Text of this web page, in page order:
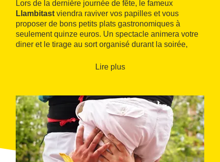
Lors de la dernière journée de fête, le fameux
Llambitast viendra raviver vos papilles et vous
proposer de bons petits plats gastronomiques à
seulement quinze euros. Un spectacle animera votre
diner et le tirage au sort organisé durant la soirée,
l’un des restaurants participant à l’évènement.
Lire plus